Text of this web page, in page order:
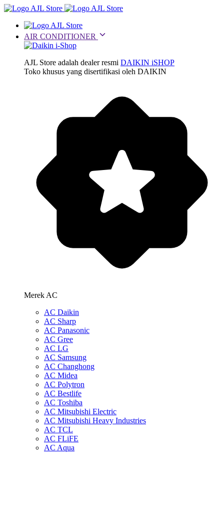
AIR CONDITIONER
AJL Store adalah dealer resmi DAIKIN iSHOP
Toko khusus yang disertifikasi oleh DAIKIN
Merek AC
AC Daikin
AC Sharp
AC Panasonic
AC Gree
AC LG
AC Samsung
AC Changhong
AC Midea
AC Polytron
AC Bestlife
AC Toshiba
AC Mitsubishi Electric
AC Mitsubishi Heavy Industries
AC TCL
AC FLiFE
AC Aqua